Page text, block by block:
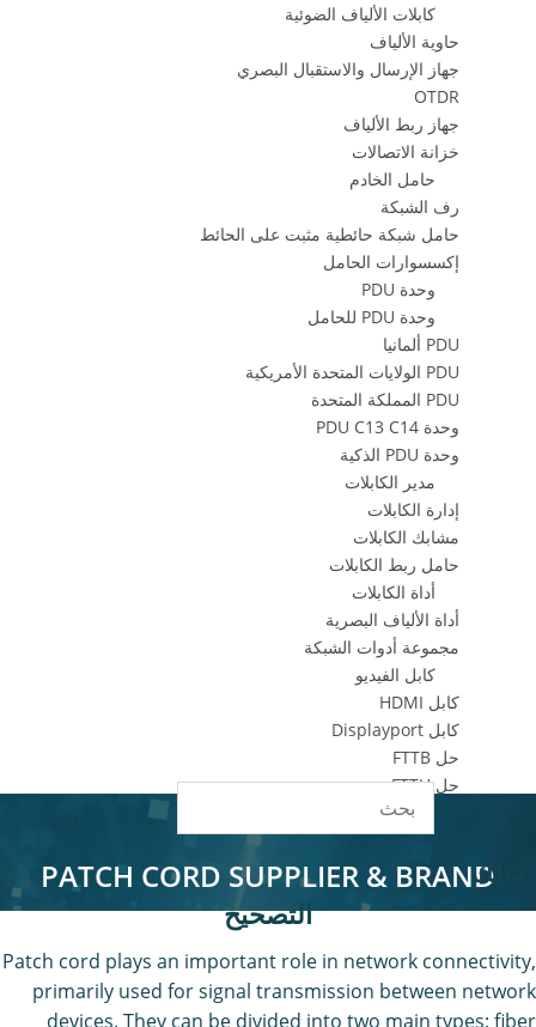
كابلات الألياف الضوئية
حاوية الألياف
جهاز الإرسال والاستقبال البصري
OTDR
جهاز ربط الألياف
خزانة الاتصالات
حامل الخادم
رف الشبكة
حامل شبكة حائطية مثبت على الحائط
إكسسوارات الحامل
وحدة PDU
وحدة PDU للحامل
PDU ألمانيا
PDU الولايات المتحدة الأمريكية
PDU المملكة المتحدة
وحدة PDU C13 C14
وحدة PDU الذكية
مدير الكابلات
إدارة الكابلات
مشابك الكابلات
حامل ربط الكابلات
أداة الكابلات
أداة الألياف البصرية
مجموعة أدوات الشبكة
كابل الفيديو
كابل HDMI
كابل Displayport
حل FTTB
حل FTTH
اقتباس سريع
PATCH CORD SUPPLIER & BRAND
سلك
التصحيح
Patch cord plays an important role in network connectivity,
primarily used for signal transmission between network
devices. They can be divided into two main types: fiber